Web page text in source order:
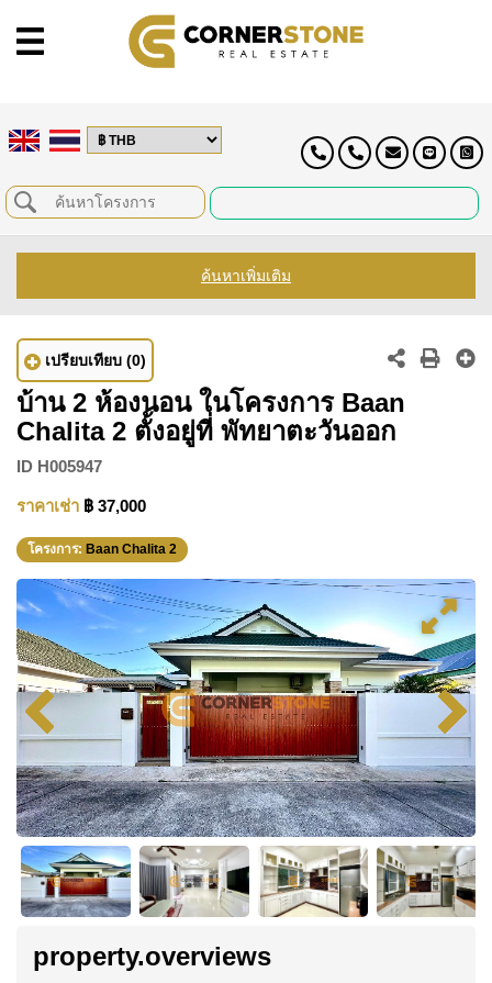
ค้นหาเพิ่มเติม
เปรียบเทียบ (0)
บ้าน 2 ห้องนอน ในโครงการ Baan
Chalita 2 ตั้งอยู่ที่ พัทยาตะวันออก
ID H005947
ราคาเช่า ฿ 37,000
โครงการ: Baan Chalita 2
property.overviews